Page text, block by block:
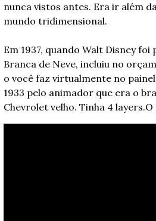
nunca vistos antes. Era ir além
mundo tridimensional.
Em 1937, quando Walt Disney
Branca de Neve, incluiu no
o você faz virtualmente no
1933 pelo animador que era o
Chevrolet velho. Tinha 4 layers.O